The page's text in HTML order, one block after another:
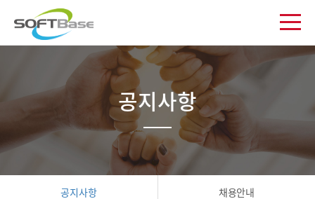
공지사항 채용안내
공지사항